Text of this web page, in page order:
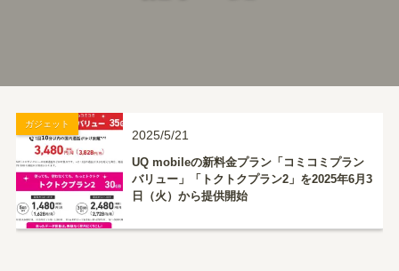
ガジェット
2025/5/21
UQ mobileの新料金プラン「コミコミプラン
バリュー」「トクトクプラン2」を2025年6月3
日（火）から提供開始